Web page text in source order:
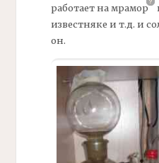
работает намрамор
известняке и т.д. и
он.